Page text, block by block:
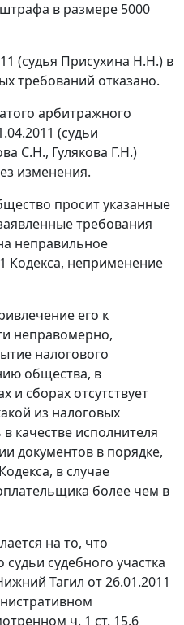
в размере 5000
(судья Присухина Н.Н.) в
требований отказано.
арбитражного
(судьи
С.Н., Гулякова Г.Н.)
изменения.
просит указанные
требования
неправильное
Кодекса, неприменение
его к
неправомерно,
налогового
общества, в
и сборах отсутствует
из налоговых
качестве исполнителя
документов в порядке,
Кодекса, в случае
более чем в
на то, что
судебного участка
Тагил от 26.01.2011
ч. 1 ст. 15.6